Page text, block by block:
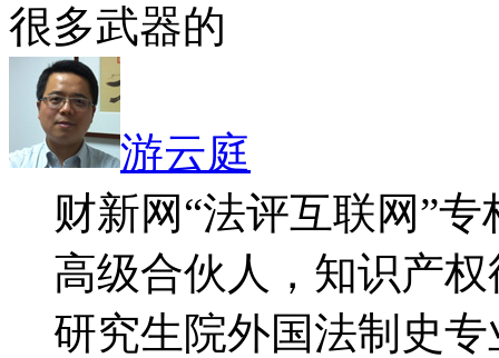
很多武器的
游云庭
财新网“法评互联网”
高级合伙人，知识产
研究生院外国法制史